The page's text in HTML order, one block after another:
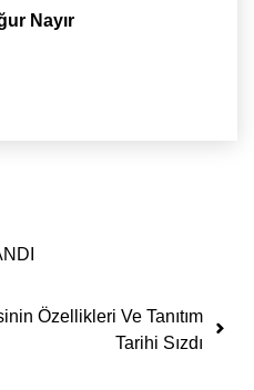
Nayır
Özellikleri Ve Tanıtım
Tarihi Sızdı